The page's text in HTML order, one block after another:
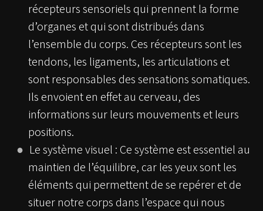
récepteurs sensoriels qui prennent la forme
d’organes et qui sont distribués dans
l’ensemble du corps. Ces récepteurs sont les
tendons, les ligaments, les articulations et
sont responsables des sensations somatiques.
Ils envoient en effet au cerveau, des
informations sur leurs mouvements et leurs
positions.
Le système visuel : Ce système est essentiel au
maintien de l’équilibre, car les yeux sont les
éléments qui permettent de se repérer et de
situer notre corps dans l’espace qui nous